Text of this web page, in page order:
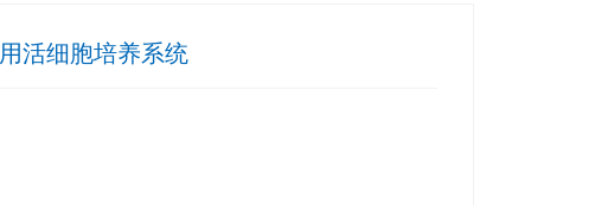
活细胞培养系统